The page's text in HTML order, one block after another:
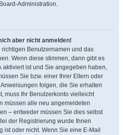
Administration.
aber nicht anmelden!
Benutzernamen und das
Wenn diese stimmen, dann gibt es
aktiviert ist und Sie angegeben haben,
Sie bzw. einer Ihrer Eltern oder
folgen, die Sie erhalten
muss Ihr Benutzerkonto vielleicht
müssen alle neu angemeldeten
– entweder müssen Sie dies selbst
der Registrierung wurde Ihnen
ist oder nicht. Wenn Sie eine E-Mail